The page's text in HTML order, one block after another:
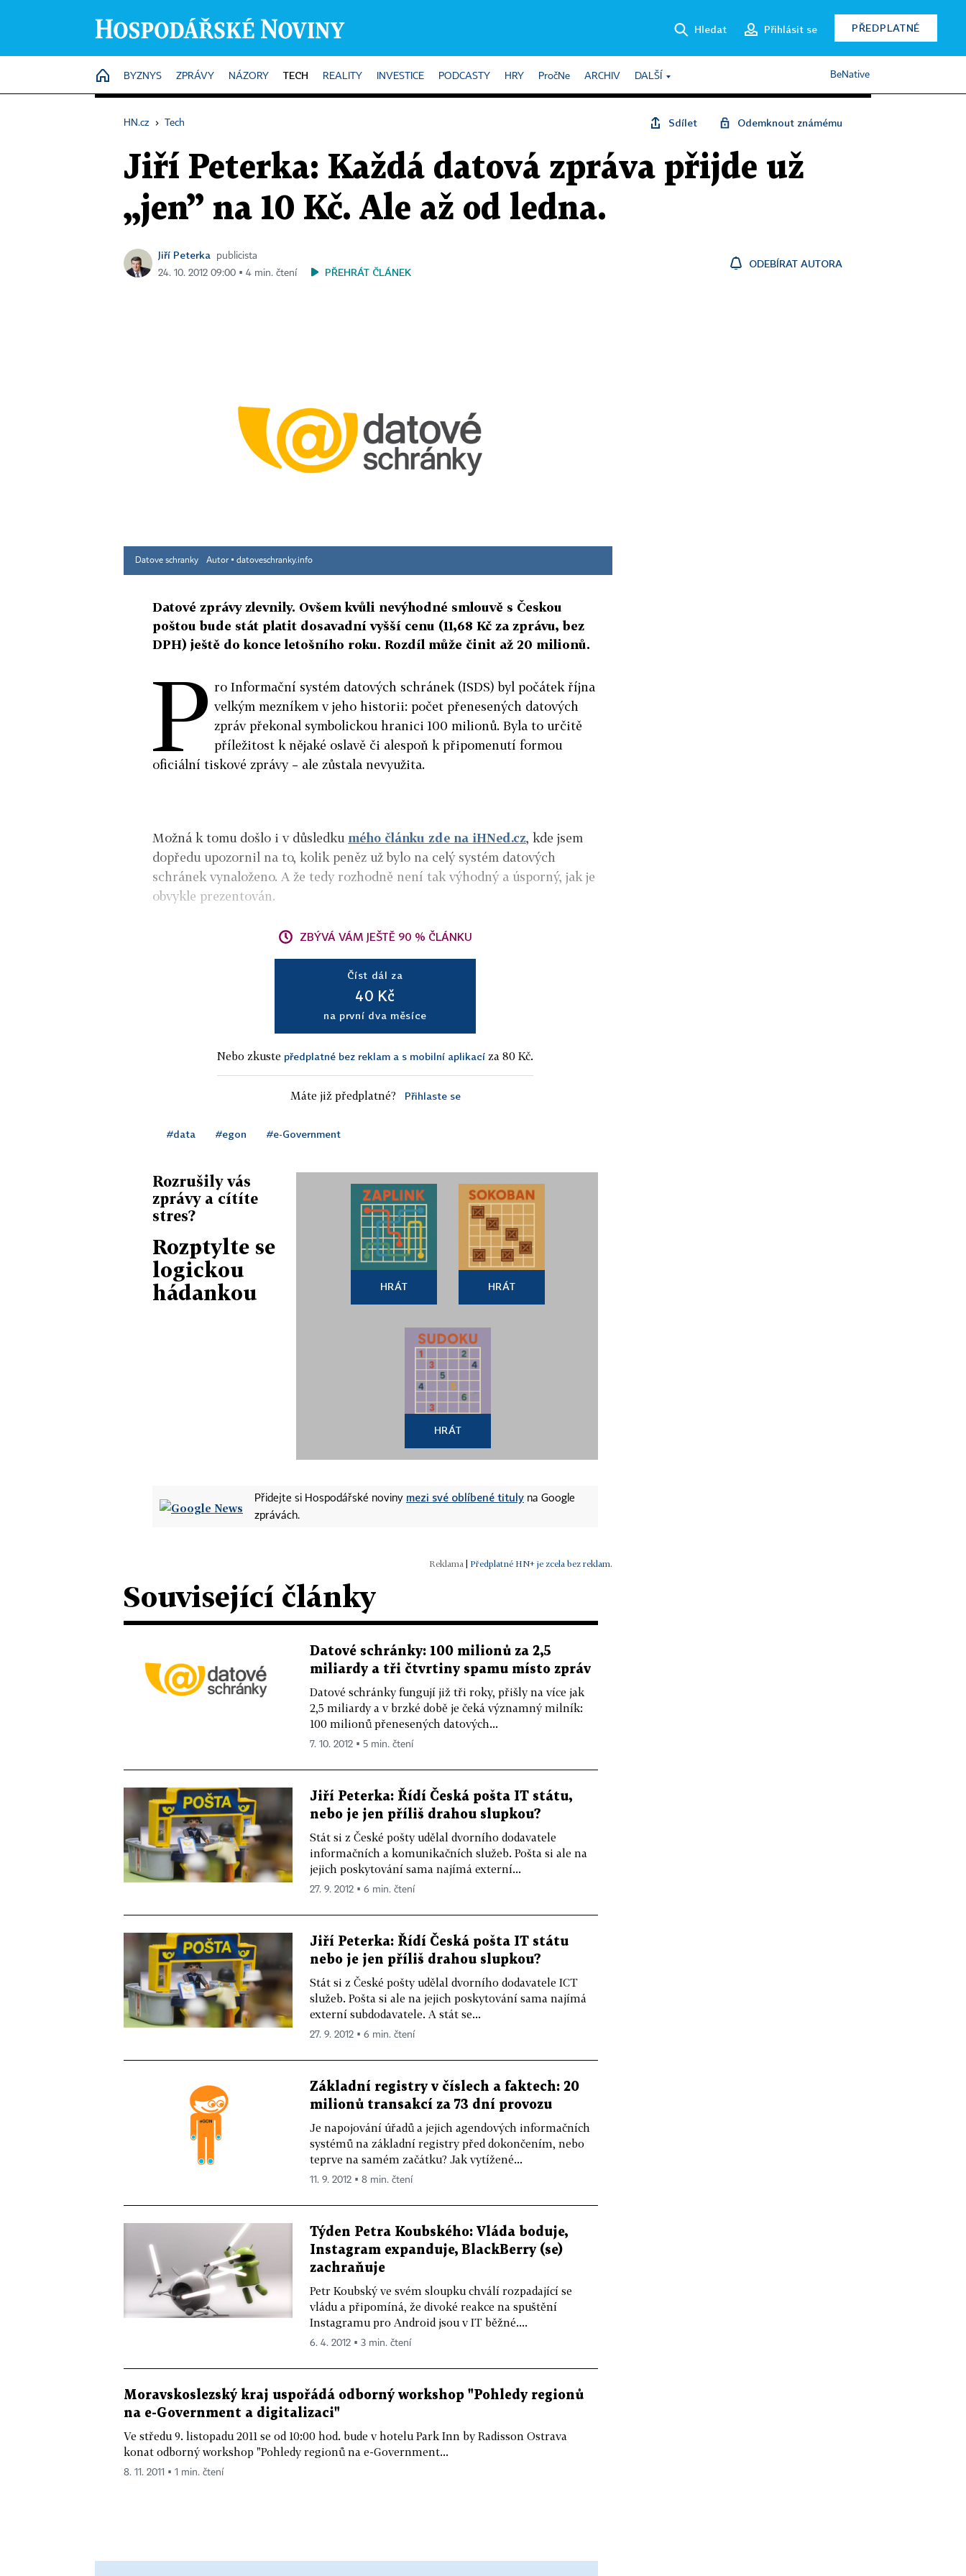
Hledat Přihlásit se PŘEDPLATNÉ
HOME
BYZNYS ZPRÁVY NÁZORY TECH REALITY INVESTICE PODCASTY HRY PročNe ARCHIV DALŠÍ BeNative
HN.cz › Tech Sdílet Odemknout známému
Jiří Peterka: Každá datová zpráva přijde už
„jen” na 10 Kč. Ale až od ledna.
Jiří Peterka
publicista
24. 10. 2012 09:00 ▪ 4 min. čtení
PŘEHRÁT ČLÁNEK
ODEBÍRAT AUTORA
Datove schranky Autor ▪ datoveschranky.info
Datové zprávy zlevnily. Ovšem kvůli nevýhodné smlouvě s Českou
poštou bude stát platit dosavadní vyšší cenu (11,68 Kč za zprávu, bez
DPH) ještě do konce letošního roku. Rozdíl může činit až 20 milionů.
P ro Informační systém datových schránek (ISDS) byl počátek října
velkým mezníkem v jeho historii: počet přenesených datových
zpráv překonal symbolickou hranici 100 milionů. Byla to určitě
příležitost k nějaké oslavě či alespoň k připomenutí formou
oficiální tiskové zprávy – ale zůstala nevyužita.
Možná k tomu došlo i v důsledku mého článku zde na iHNed.cz, kde jsem
dopředu upozornil na to, kolik peněz už bylo na celý systém datových
schránek vynaloženo. A že tedy rozhodně není tak výhodný a úsporný, jak je
obvykle prezentován.
ZBÝVÁ VÁM JEŠTĚ 90 % ČLÁNKU
Číst dál za
40 Kč
na první dva měsíce
Nebo zkuste předplatné bez reklam a s mobilní aplikací za 80 Kč.
Máte již předplatné? Přihlaste se
#data #egon #e-Government
Rozrušily vás
zprávy a cítíte
stres?
Rozptylte se
logickou
hádankou
HRÁT HRÁT
HRÁT
Přidejte si Hospodářské noviny mezi své oblíbené tituly na Google
zprávách.
| Předplatné HN+ je zcela bez reklam.
Související články
Datové schránky: 100 milionů za 2,5
miliardy a tři čtvrtiny spamu místo zpráv
Datové schránky fungují již tři roky, přišly na více jak
2,5 miliardy a v brzké době je čeká významný milník:
100 milionů přenesených datových...
7. 10. 2012 ▪ 5 min. čtení
Jiří Peterka: Řídí Česká pošta IT státu,
nebo je jen příliš drahou slupkou?
Stát si z České pošty udělal dvorního dodavatele
informačních a komunikačních služeb. Pošta si ale na
jejich poskytování sama najímá externí...
27. 9. 2012 ▪ 6 min. čtení
Jiří Peterka: Řídí Česká pošta IT státu
nebo je jen příliš drahou slupkou?
Stát si z České pošty udělal dvorního dodavatele ICT
služeb. Pošta si ale na jejich poskytování sama najímá
externí subdodavatele. A stát se...
27. 9. 2012 ▪ 6 min. čtení
Základní registry v číslech a faktech: 20
milionů transakcí za 73 dní provozu
Je napojování úřadů a jejich agendových informačních
systémů na základní registry před dokončením, nebo
teprve na samém začátku? Jak vytížené...
11. 9. 2012 ▪ 8 min. čtení
Týden Petra Koubského: Vláda boduje,
Instagram expanduje, BlackBerry (se)
zachraňuje
Petr Koubský ve svém sloupku chválí rozpadající se
vládu a připomíná, že divoké reakce na spuštění
Instagramu pro Android jsou v IT běžné....
6. 4. 2012 ▪ 3 min. čtení
Moravskoslezský kraj uspořádá odborný workshop "Pohledy regionů
na e-Government a digitalizaci"
Ve středu 9. listopadu 2011 se od 10:00 hod. bude v hotelu Park Inn by Radisson Ostrava
konat odborný workshop "Pohledy regionů na e-Government...
8. 11. 2011 ▪ 1 min. čtení